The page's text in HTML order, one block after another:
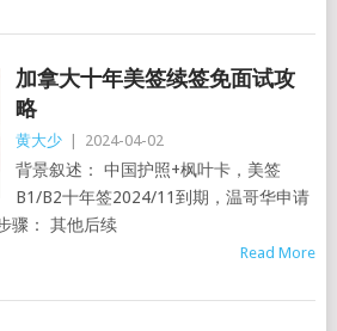
加拿大十年美签续签免面试攻
略
黄大少 2024-04-02
背景叙述： 中国护照+枫叶卡，美签
B1/B2十年签2024/11到期，温哥华申请
骤： 其他后续
Read More